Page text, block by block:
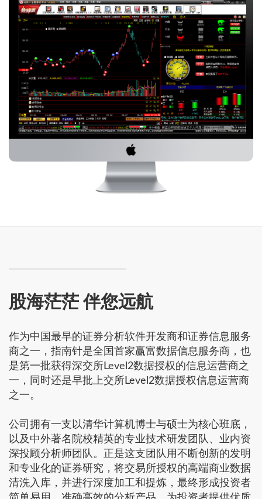
股海茫茫 伴您远航
作为中国最早的证券分析软件开发商和证券信息服务
商之一，指南针是全国首家赢富数据信息服务商，也
是第一批获得深交所Level2数据授权的信息运营商之
一，同时还是早批上交所Level2数据授权信息运营商
之一。
公司拥有一支以清华计算机博士与硕士为核心班底，
以及中外著名院校精英的专业技术研发团队、业内资
深投顾分析师团队。正是这支团队用不断创新的发明
和专业化的证券研究，将交易所授权的高端商业数据
清洗入库，并进行深度加工和提炼，最终形成投资者